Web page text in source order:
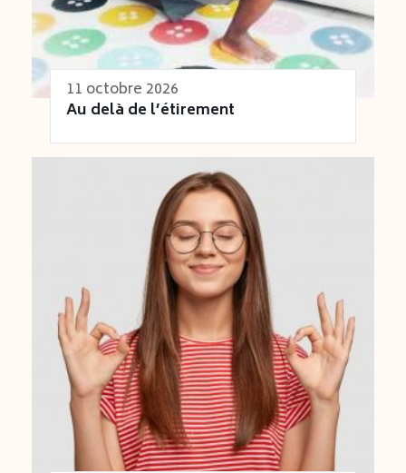
11 octobre 2026
Au delà de l’étirement